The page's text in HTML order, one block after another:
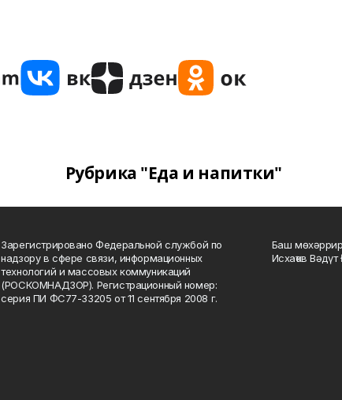
Рубрика "Еда и напитки"
Зарегистрировано Федеральной службой по
надзору в сфере связи, информационных
технологий и массовых коммуникаций
(РОСКОМНАДЗОР). Регистрационный номер:
серия ПИ ФС77-33205 от 11 сентября 2008 г.
Баш мөхәррир
Исхаҡов